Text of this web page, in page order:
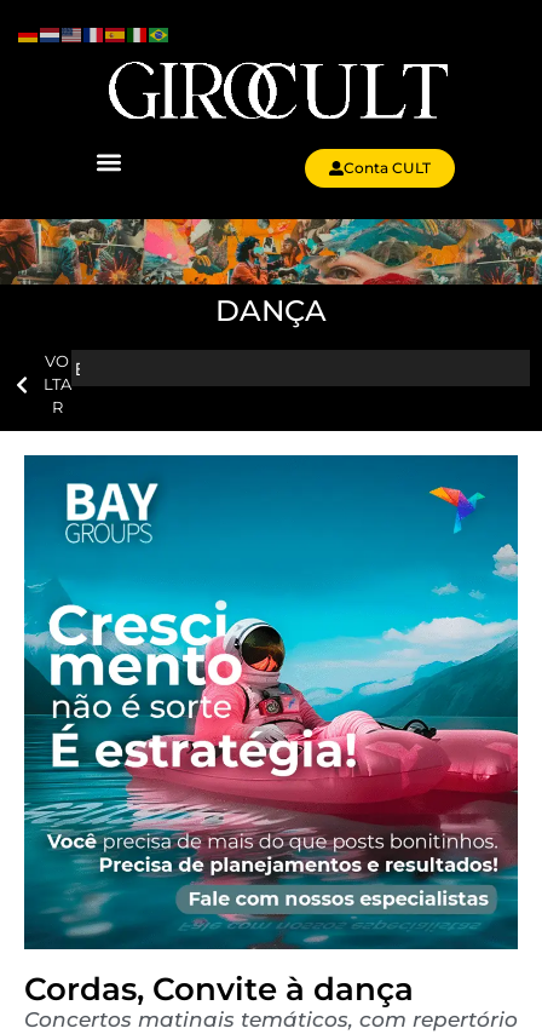
Conta CULT
DANÇA
VO
LTA
R
Cordas, Convite à dança
Concertos matinais temáticos, com repertório